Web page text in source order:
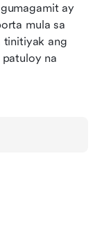
ay
mula sa
tinitiyak ang
na